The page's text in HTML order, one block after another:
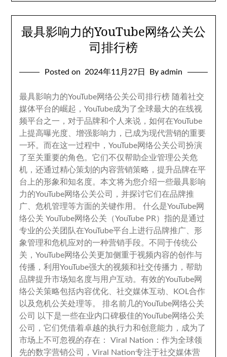
最具影响力的YouTube网络公关公
司排行榜
Posted on 2024年11月27日 By admin
最具影响力的YouTube网络公关公司排行榜 随着社交
媒体平台的崛起 ，YouTube成为了全球最大的在线视
频平台之一 ， 对于品牌和个人来说 ，如何在YouTube
上提高曝光度 、增强影响力 ， 已成为现代营销的重要
一环。 而在这一过程中 ，YouTube网络公关公司扮演
了至关重要的角色。它们不仅帮助企业管理公关危
机 ，还通过精心策划的内容营销策略 ，提升品牌在平
台上的形象和知名度。本文将为您介绍一些最具影响
力的YouTube网络公关公司
， 并探讨它们在品牌推
广 、危机管理等方面的关键作用 。什么是YouTube网
络公关 YouTube网络公关（YouTube PR）指的是通过
专业的公关团队在YouTube平台上进行品牌推广
形
象管理和危机应对的一种营销手段。不同于传统公
关 ，YouTube网络公关更加侧重于视频内容的创作与
传播 ，利用YouTube强大的视频和社交传播力 ，帮助
品牌提升市场知名度与用户互动。有效的YouTube网
络公关策略包括内容优化 、社交媒体互动
KOL合作
以及危机公关处理等。排名前几的YouTube网络公关
公司 以下是一些在业内口碑极佳的YouTube网络公关
公司
，它们凭借着卓越的执行力和创意能力 ， 成为了
市场上不可忽视的存在 ：Viral Nation ：作为全球领
先的数字营销公司
，Viral Nation专注于社交媒体营